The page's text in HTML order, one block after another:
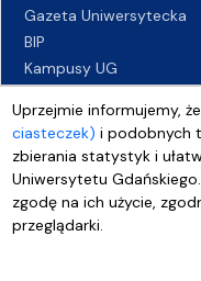
Uprzejmie informujemy,
ciasteczek) i podobnych
zbierania statystyk i
Uniwersytetu
zgodę na ich użycie,
przeglądarki.
Gazeta Uniwersytecka
BIP
Kampusy UG
Oferty pracy
Deklaracja dostępności